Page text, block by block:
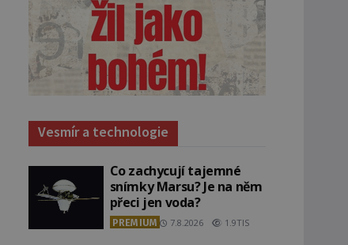
Vesmír a technologie
Co zachycují tajemné
snímky Marsu? Je na něm
přeci jen voda?
PREMIUM 7.8.2026 1.9TIS